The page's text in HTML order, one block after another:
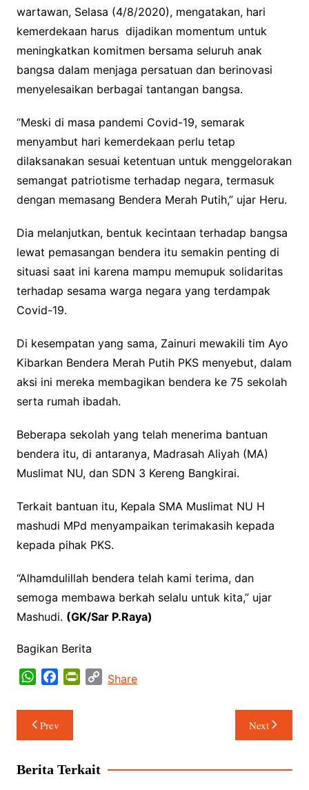
wartawan, Selasa (4/8/2020), mengatakan, hari
kemerdekaan harus dijadikan momentum untuk
meningkatkan komitmen bersama seluruh anak
bangsa dalam menjaga persatuan dan berinovasi
menyelesaikan berbagai tantangan bangsa.
“Meski di masa pandemi Covid-19, semarak
menyambut hari kemerdekaan perlu tetap
dilaksanakan sesuai ketentuan untuk menggelorakan
semangat patriotisme terhadap negara, termasuk
dengan memasang Bendera Merah Putih,” ujar Heru.
Dia melanjutkan, bentuk kecintaan terhadap bangsa
lewat pemasangan bendera itu semakin penting di
situasi saat ini karena mampu memupuk solidaritas
terhadap sesama warga negara yang terdampak
Covid-19.
Di kesempatan yang sama, Zainuri mewakili tim Ayo
Kibarkan Bendera Merah Putih PKS menyebut, dalam
aksi ini mereka membagikan bendera ke 75 sekolah
serta rumah ibadah.
Beberapa sekolah yang telah menerima bantuan
bendera itu, di antaranya, Madrasah Aliyah (MA)
Muslimat NU, dan SDN 3 Kereng Bangkirai.
Terkait bantuan itu, Kepala SMA Muslimat NU H
mashudi MPd menyampaikan terimakasih kepada
kepada pihak PKS.
“Alhamdulillah bendera telah kami terima, dan
semoga membawa berkah selalu untuk kita,” ujar
Mashudi. (GK/Sar P.Raya)
Bagikan Berita
W
a
t
s
p
c
e
b
o
r
CShare
Navigasi
pos
Prev Next
Berita Terkait